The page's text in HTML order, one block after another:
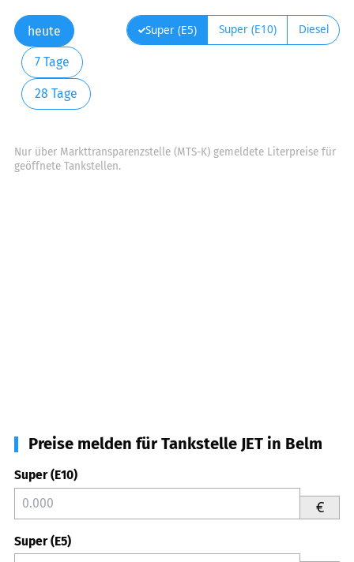
heute
7 Tage
28 Tage
Super (E5) Super (E10) Diesel
Nur über Markttransparenzstelle (MTS-K) gemeldete Literpreise für
geöffnete Tankstellen.
Preise melden für Tankstelle JET in Belm
Super (E10)
€
Super (E5)